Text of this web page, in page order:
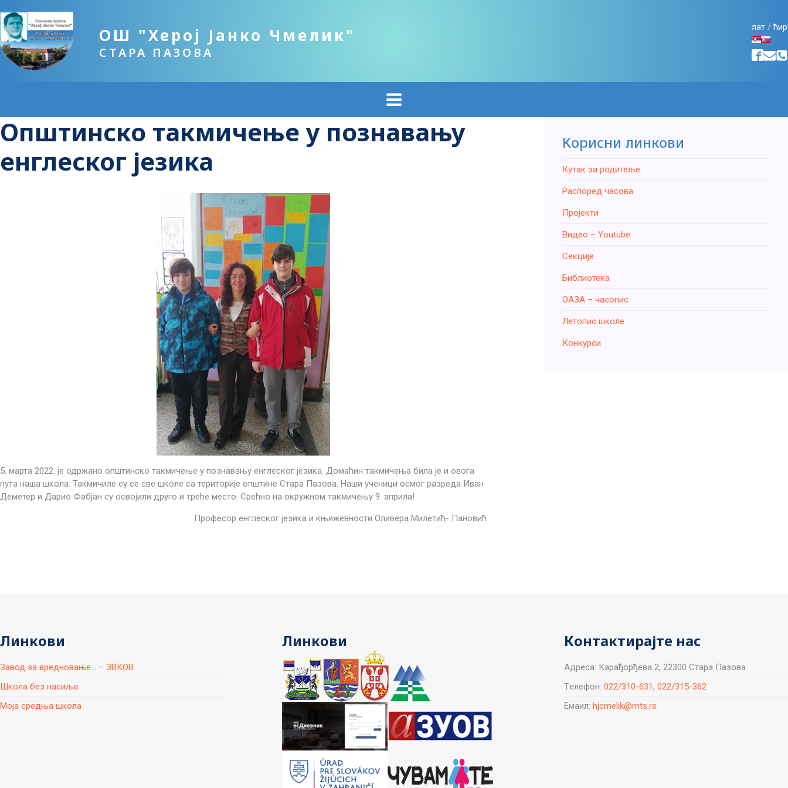
ОШ "Херој Јанко Чмелик"
СТАРА ПАЗОВА
лат /ћир
Општинско такмичење у познавању
енглеског језика
5. марта 2022. је одржано општинско такмичење у познавању енглеског језика. Домаћин такмичења била је и овога
пута наша школа. Такмичиле су се све школе са територије општине Стара Пазова. Наши ученици осмог разреда Иван
Деметер и Дарио Фабјан су освојили друго и треће место. Срећно на окружном такмичењу 9. априла!
Професор енглеског језика и књижевности Оливера Милетић- Пановић
Kорисни линкови
Кутак за родитеље
Распоред часова
Пројекти
Видео – Youtube
Секције
Библиотека
ОАЗА – часопис
Летопис школе
Конкурси
Линкови
Завод за вредновање... – ЗВКОВ
Школа без насиља
Моја средња школа
Линкови Контактирајте нас
Aдреса: Карађорђева 2, 22300 Стара Пазова
Tелефон: 022/310-631, 022/315-362
Емаил: hjcmelik@mts.rs